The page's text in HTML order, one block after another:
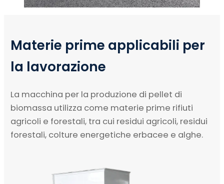
Materie prime applicabili per
la lavorazione
La macchina per la produzione di pellet di
biomassa utilizza come materie prime rifiuti
agricoli e forestali, tra cui residui agricoli, residui
forestali, colture energetiche erbacee e alghe.